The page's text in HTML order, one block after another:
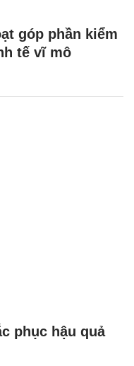
góp phần kiểm
tế vĩ mô
phục hậu quả